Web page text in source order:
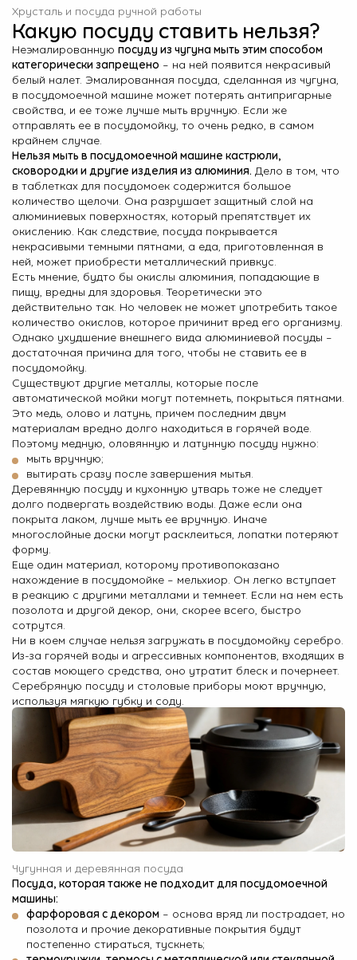
Хрусталь и посуда ручной работы
Какую посуду ставить нельзя?
Неэмалированную посуду из чугуна мыть этим способом
категорически запрещено – на ней появится некрасивый
белый налет. Эмалированная посуда, сделанная из чугуна,
в посудомоечной машине может потерять антипригарные
свойства, и ее тоже лучше мыть вручную. Если же
отправлять ее в посудомойку, то очень редко, в самом
крайнем случае.
Нельзя мыть в посудомоечной машине кастрюли,
сковородки и другие изделия из алюминия. Дело в том, что
в таблетках для посудомоек содержится большое
количество щелочи. Она разрушает защитный слой на
алюминиевых поверхностях, который препятствует их
окислению. Как следствие, посуда покрывается
некрасивыми темными пятнами, а еда, приготовленная в
ней, может приобрести металлический привкус.
Есть мнение, будто бы окислы алюминия, попадающие в
пищу, вредны для здоровья. Теоретически это
действительно так. Но человек не может употребить такое
количество окислов, которое причинит вред его организму.
Однако ухудшение внешнего вида алюминиевой посуды –
достаточная причина для того, чтобы не ставить ее в
посудомойку.
Существуют другие металлы, которые после
автоматической мойки могут потемнеть, покрыться пятнами.
Это медь, олово и латунь, причем последним двум
материалам вредно долго находиться в горячей воде.
Поэтому медную, оловянную и латунную посуду нужно:
мыть вручную;
вытирать сразу после завершения мытья.
Деревянную посуду и кухонную утварь тоже не следует
долго подвергать воздействию воды. Даже если она
покрыта лаком, лучше мыть ее вручную. Иначе
многослойные доски могут расклеиться, лопатки потеряют
форму.
Еще один материал, которому противопоказано
нахождение в посудомойке – мельхиор. Он легко вступает
в реакцию с другими металлами и темнеет. Если на нем есть
позолота и другой декор, они, скорее всего, быстро
сотрутся.
Ни в коем случае нельзя загружать в посудомойку серебро.
Из-за горячей воды и агрессивных компонентов, входящих в
состав моющего средства, оно утратит блеск и почернеет.
Серебряную посуду и столовые приборы моют вручную,
используя мягкую губку и соду.
Чугунная и деревянная посуда
Посуда, которая также не подходит для посудомоечной
машины:
фарфоровая с декором – основа вряд ли пострадает, но
позолота и прочие декоративные покрытия будут
постепенно стираться, тускнеть;